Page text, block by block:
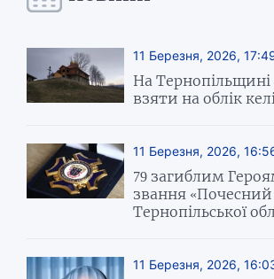
11 Березня, 2026,
На
взяти на облік
11 Березня, 2026,
79 загиблим
звання
Тернопільської
11 Березня, 2026,